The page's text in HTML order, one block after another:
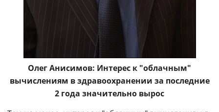
Олег Анисимов: Интерес к "облачным"
вычислениям в здравоохранении за последние
2 года значительно вырос